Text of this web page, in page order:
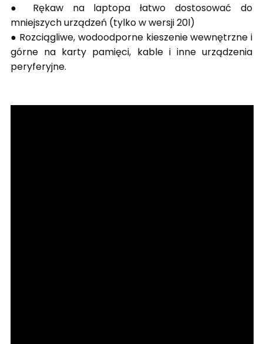
● Rękaw na laptopa łatwo dostosować do
mniejszych urządzeń (tylko w wersji 20l)
● Rozciągliwe, wodoodporne kieszenie wewnętrzne i
górne na karty pamięci, kable i inne urządzenia
peryferyjne.